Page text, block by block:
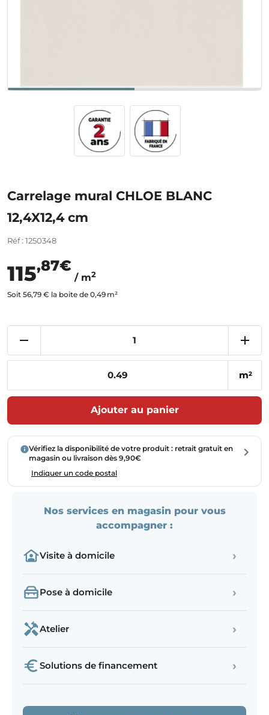
Carrelage mural CHLOE BLANC
12,4X12,4 cm
Réf : 1250348
115,87€
/ m2
Soit 56,79 € la boite de 0,49 m²
m2
Ajouter au panier
Vérifiez la disponibilité de votre produit : retrait gratuit en
magasin ou livraison dès 9,90€
Indiquer un code postal
Nos services en magasin pour vous
accompagner :
Visite à domicile ›
Pose à domicile ›
Atelier ›
Solutions de financement ›